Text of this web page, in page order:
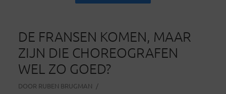
DE FRANSEN KOMEN, MAAR
ZIJN DIE CHOREOGRAFEN
WEL ZO GOED?
DOOR RUBEN BRUGMAN